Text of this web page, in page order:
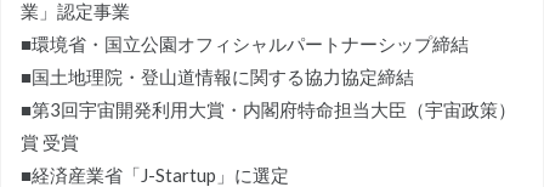
業」認定事業
■環境省・国立公園オフィシャルパートナーシップ締結
■国土地理院・登山道情報に関する協力協定締結
■第3回宇宙開発利用大賞・内閣府特命担当大臣（宇宙政策）
賞 受賞
■経済産業省「J-Startup」に選定